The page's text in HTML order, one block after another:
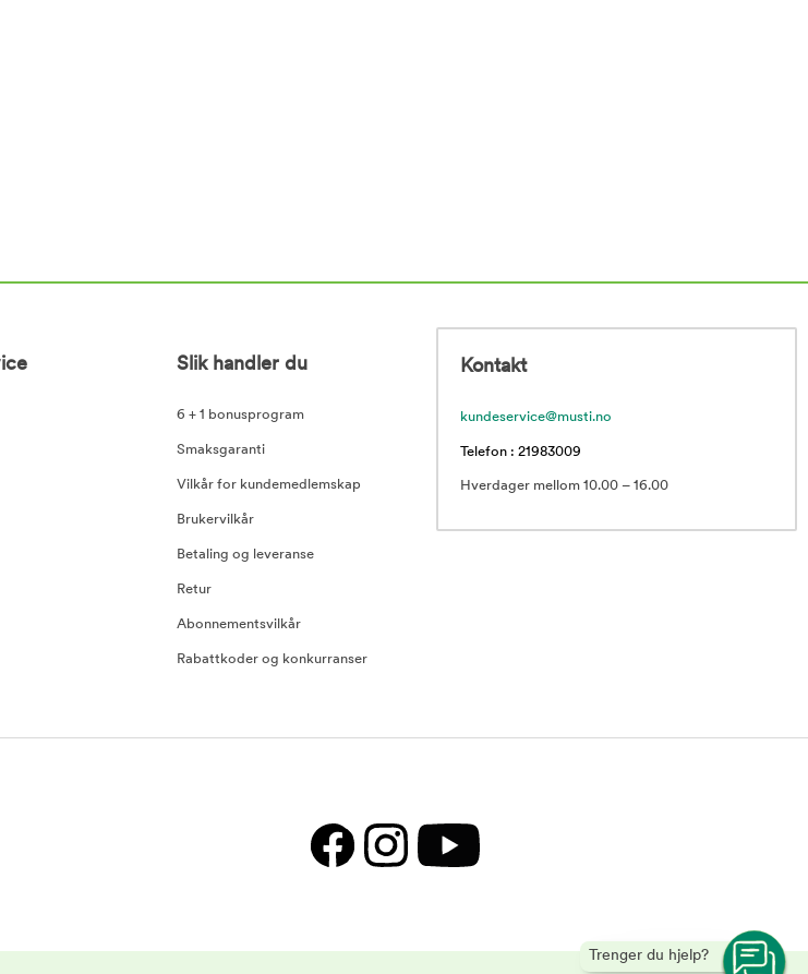
Trenger du hjelp?
Slik handler du
6 + 1 bonusprogram
Smaksgaranti
Vilkår for kundemedlemskap
Brukervilkår
Betaling og leveranse
Retur
Abonnementsvilkår
Rabattkoder og konkurranser
Kontakt
kundeservice@musti.no
Telefon : 21983009
Hverdager mellom 10.00 – 16.00